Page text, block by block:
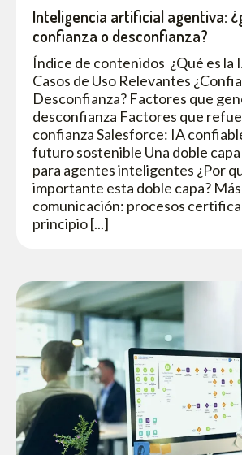
Inteligencia artificial agentiva:
confianza o desconfianza?
Índice de contenidos ¿Qué es la
Casos de Uso Relevantes
Desconfianza? Factores que
desconfianza Factores que
confianza Salesforce: IA
futuro sostenible Una doble
para agentes inteligentes ¿Por
importante esta doble capa? Más
comunicación: procesos
principio [...]